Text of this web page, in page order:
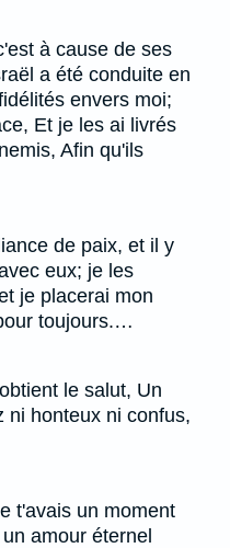
à cause de ses
a été conduite en
envers moi;
Et je les ai livrés
Afin qu'ils
de paix, et il y
eux; je les
je placerai mon
toujours.…
le salut, Un
ni honteux ni confus,
t'avais un moment
amour éternel